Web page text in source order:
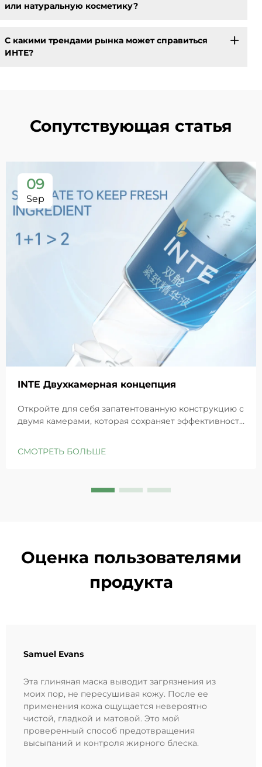
или натуральную косметику?
С какими трендами рынка может справиться
ИНТЕ?
Сопутствующая статья
09
Sep
INTE Двухкамерная концепция
Откройте для себя запатентованную конструкцию с
двумя камерами, которая сохраняет эффективность
восстанавливает барьеры чувствительной кожи.
СМОТРЕТЬ БОЛЬШЕ
Оценка пользователями
продукта
Samuel Evans
Эта глиняная маска выводит загрязнения из
моих пор, не пересушивая кожу. После ее
применения кожа ощущается невероятно
чистой, гладкой и матовой. Это мой
проверенный способ предотвращения
высыпаний и контроля жирного блеска.